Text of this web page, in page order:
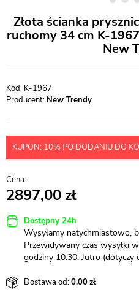
Złota ścianka
ruchomy 34 cm K-
New
K-1967
Producent: New Trendy
KUPON: 10% PO DODANIU DO
2897,00
Dostępny 24h
Wysyłamy natychmiastowo,
Przewidywany czas wysyłki
godziny 10:30: Jutro (dotyczy
Dostawa od:0,00